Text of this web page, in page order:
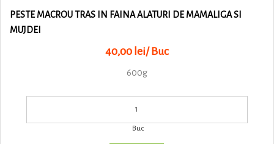
PESTE MACROU TRAS IN FAINA ALATURI DE MAMALIGA SI
MUJDEI
40,00 lei/ Buc
600g
Buc